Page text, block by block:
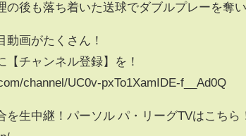
の後も落ち着いた送球でダブルプレーを奪い
動画がたくさん！
チャンネル登録】を！
channel/UC0v-pxTo1XamIDE-f__Ad0Q
を生中継！パーソル パ・リーグTVはこちら